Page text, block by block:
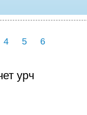
4 5 6
урч